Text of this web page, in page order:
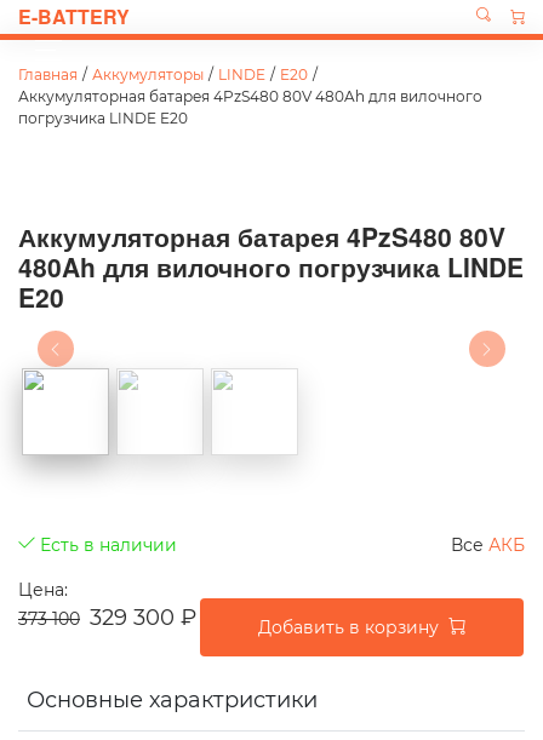
E-BATTERY
Главная / Аккумуляторы / LINDE / E20 /
Аккумуляторная батарея 4PzS480 80V 480Ah для вилочного
погрузчика LINDE E20
Аккумуляторная батарея 4PzS480 80V
480Ah для вилочного погрузчика LINDE
E20
Есть в наличии Все АКБ
Цена:
373 100 329 300 ₽ Добавить в корзину
Основные характристики